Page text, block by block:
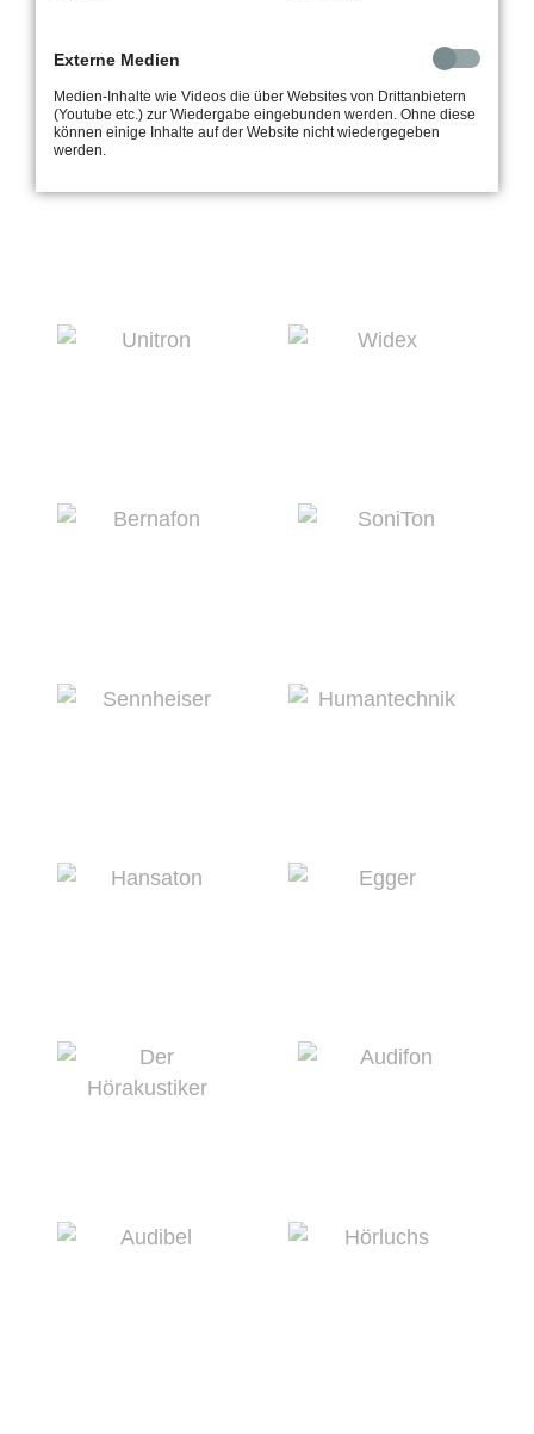
Externe Medien
Medien-Inhalte wie Videos die über Websites von Drittanbietern
(Youtube etc.) zur Wiedergabe eingebunden werden. Ohne diese
können einige Inhalte auf der Website nicht wiedergegeben
werden.